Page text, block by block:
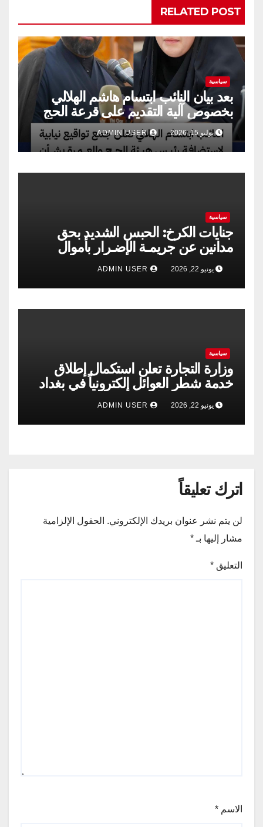
RELATED POST
سياسية
بعد بيان النائب ابتسام هاشم الهلالي
بخصوص آلية التقديم على قرعة الحج
يوليو 15, 2026 ADMIN USER
سياسية
جنايات الكرخ: الحبس الشديد بحق
مدانين عن جريمـة الإضـرار بأموال
الشركة العامة لتجارة الحبوب
يونيو 22, 2026
سياسية
وزارة التجارة تعلن استكمال إطلاق
خدمة شطر العوائل إلكترونياً في بغداد
وجميع المحافظات
يونيو 22, 2026
اترك تعليقاً
لن يتم نشر عنوان بريدك الإلكتروني. الحقول الإلزامية
مشار إليها بـ *
التعليق *
الاسم *